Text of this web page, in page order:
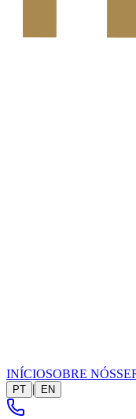
INÍCIOSOBRE NÓS
PT | EN